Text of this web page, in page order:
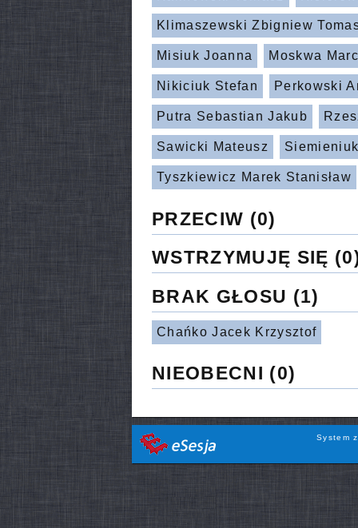
Klimaszewski Zbigniew
Misiuk Joanna Moskwa
Nikiciuk Stefan Perkowski
Putra Sebastian Jakub
Sawicki Mateusz
Tyszkiewicz Marek Stanisław
PRZECIW (0)
WSTRZYMUJĘ SIĘ
BRAK GŁOSU (1)
Chańko Jacek Krzysztof
NIEOBECNI (0)
System